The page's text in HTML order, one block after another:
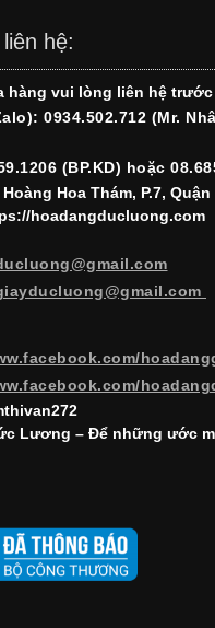
hệ:
hàng vui lòng liên hệ
0934.502.712 (Mr.
(BP.KD) hoặc
Hoa Thám, P.7, Quận
hoadangducluong.com
Lương – Để những ước